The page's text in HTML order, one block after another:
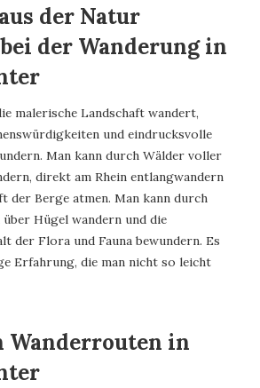
der Natur
der Wanderung in
malerische Landschaft wandert,
und eindrucksvolle
Man kann durch Wälder voller
direkt am Rhein entlangwandern
der Berge atmen. Man kann durch
Hügel wandern und die
der Flora und Fauna bewundern. Es
Erfahrung, die man nicht so leicht
Wanderrouten in